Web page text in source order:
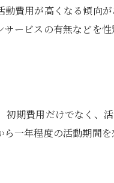
チェックポイント
較のコツ
方法を紹介
を徹底分析
特徴と選び方
バランス感覚
費用が高くなる傾向
ービスの有無などを
期費用だけでなく、
一年程度の活動期間